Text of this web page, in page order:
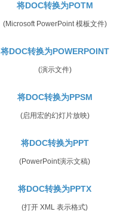
将DOC转换为POTM
(Microsoft PowerPoint 模板文件)
将DOC转换为POWERPOINT
(演示文件)
将DOC转换为PPSM
(启用宏的幻灯片放映)
将DOC转换为PPT
(PowerPoint演示文稿)
将DOC转换为PPTX
(打开 XML 表示格式)